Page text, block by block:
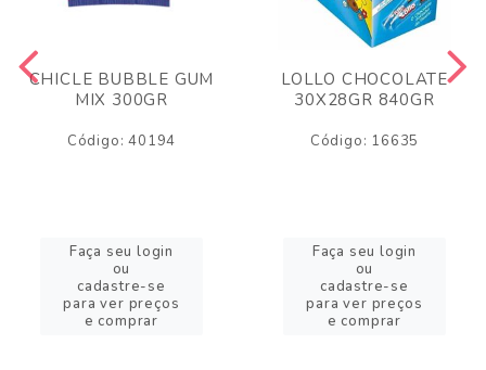
CHICLE BUBBLE GUM
MIX 300GR
Código: 40194
Faça seu login
ou
cadastre-se
para ver preços
e comprar
LOLLO CHOCOLATE
30X28GR 840GR
Código: 16635
Faça seu login
ou
cadastre-se
para ver preços
e comprar